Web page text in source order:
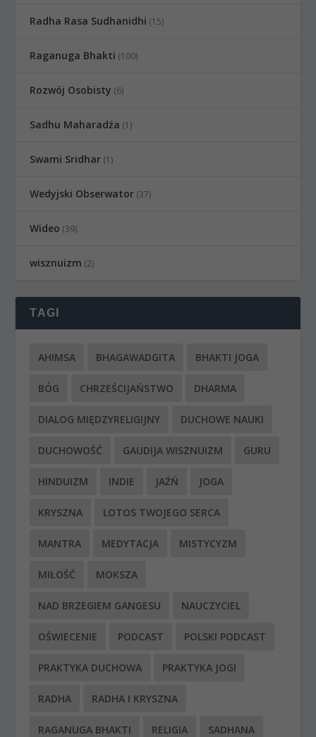
Radha Rasa Sudhanidhi (15)
Raganuga Bhakti (100)
Rozwój Osobisty (6)
Sadhu Maharadźa (1)
Swami Sridhar (1)
Wedyjski Obserwator (37)
Wideo (39)
wisznuizm (2)
TAGI
AHIMSA BHAGAWADGITA BHAKTI JOGA
BÓG CHRZEŚCIJAŃSTWO DHARMA
DIALOG MIĘDZYRELIGIJNY DUCHOWE NAUKI
DUCHOWOŚĆ GAUDIJA WISZNUIZM GURU
HINDUIZM INDIE JAŹŃ JOGA
KRYSZNA LOTOS TWOJEGO SERCA
MANTRA MEDYTACJA MISTYCYZM
MIŁOŚĆ MOKSZA
NAD BRZEGIEM GANGESU NAUCZYCIEL
OŚWIECENIE PODCAST POLSKI PODCAST
PRAKTYKA DUCHOWA PRAKTYKA JOGI
RADHA RADHA I KRYSZNA
RAGANUGA BHAKTI RELIGIA SADHANA